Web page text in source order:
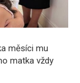
měsíci mu
matka vždy